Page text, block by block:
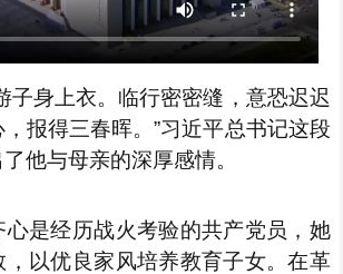
子身上衣。临行密密缝，意恐迟迟
报得三春晖。”习近平总书记这段
他与母亲的深厚感情。
心是经历战火考验的共产党员，她
，以优良家风培养教育子女。在革